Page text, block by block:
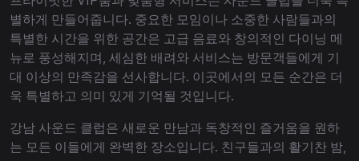
별하게 만들어줍니다. 중요한 모임이나 소중한 사람들과의
특별한 시간을 위한 공간은 고급 음료와 창의적인 다이닝 메
뉴로 풍성해지며, 세심한 배려와 서비스는 방문객들에게 기
대 이상의 만족감을 선사합니다. 이곳에서의 모든 순간은 더
욱 특별하고 의미 있게 기억될 것입니다.
강남 사운드 클럽은 새로운 만남과 독창적인 즐거움을 원하
는 모든 이들에게 완벽한 장소입니다. 친구들과의 활기찬 밤,